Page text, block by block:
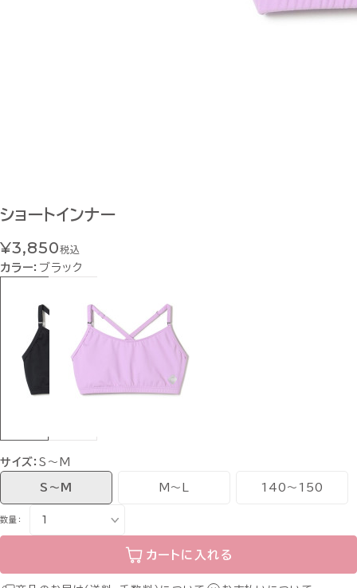
ショートインナー
¥3,850税込
カラー： ブラック
サイズ：S～M
S～M M～L 140～150
数量：
カートに入れる